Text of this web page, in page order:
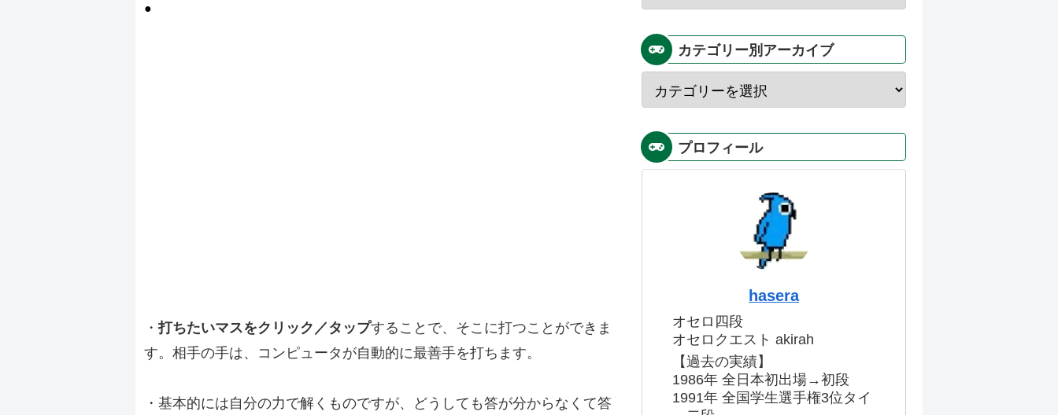
・打ちたいマスをクリック／タップすることで、そこに打つことができま
す。相手の手は、コンピュータが自動的に最善手を打ちます。
・基本的には自分の力で解くものですが、どうしても答が分からなくて答
カテゴリー別アーカイブ
プロフィール
hasera
オセロ四段
オセロクエスト akirah
【過去の実績】
1986年 全日本初出場→初段
1991年 全国学生選手権3位タイ